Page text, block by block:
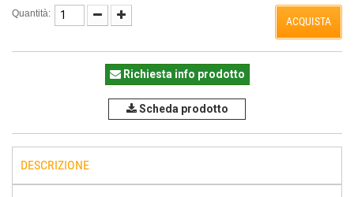
Quantità:
ACQUISTA
Richiesta info prodotto
Scheda prodotto
DESCRIZIONE